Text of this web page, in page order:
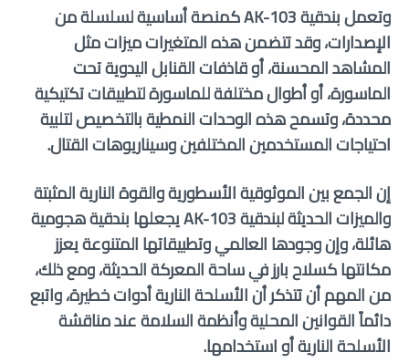
وتعمل بندقية AK-103 كمنصة أساسية لسلسلة من
الإصدارات، وقد تتضمن هذه المتغيرات ميزات مثل
المشاهد المحسنة، أو قاذفات القنابل اليدوية تحت
الماسورة، أو أطوال مختلفة للماسورة لتطبيقات تكتيكية
محددة، وتسمح هذه الوحدات النمطية بالتخصيص لتلبية
احتياجات المستخدمين المختلفين وسيناريوهات القتال.
إن الجمع بين الموثوقية الأسطورية والقوة النارية المثبتة
والميزات الحديثة لبندقية AK-103 يجعلها بندقية هجومية
هائلة، وإن وجودها العالمي وتطبيقاتها المتنوعة يعزز
مكانتها كسلاح بارز في ساحة المعركة الحديثة، ومع ذلك،
من المهم أن تتذكر أن الأسلحة النارية أدوات خطيرة، واتبع
دائماً القوانين المحلية وأنظمة السلامة عند مناقشة
الأسلحة النارية أو استخدامها.